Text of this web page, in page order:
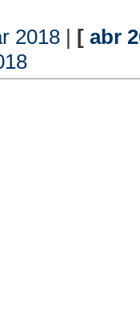
2018 | [ abr